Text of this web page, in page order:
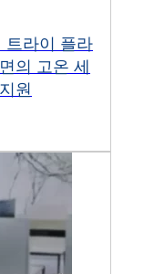
트라이 플라
의 고온 세
원